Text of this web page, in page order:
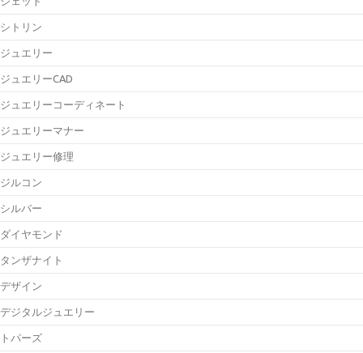
シトリン
ジュエリー
ジュエリーCAD
ジュエリーコーディネート
ジュエリーマナー
ジュエリー修理
ジルコン
シルバー
ダイヤモンド
タンザナイト
デザイン
デジタルジュエリー
トパーズ